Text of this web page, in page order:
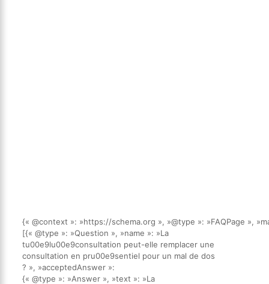
{« @context »: »https://schema.org », »@type »: »FAQPage »,
[{« @type »: »Question », »name »: »La
tu00e9lu00e9consultation peut-elle remplacer une
consultation en pru00e9sentiel pour un mal de dos
? », »acceptedAnswer »:
{« @type »: »Answer », »text »: »La